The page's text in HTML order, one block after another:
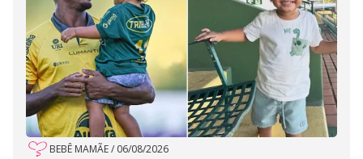
BEBÊ MAMÃE/ 06/08/2026